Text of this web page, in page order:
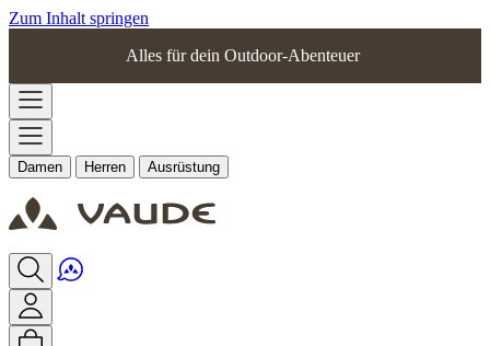
Zum Inhalt springen
Alles für dein Outdoor-Abenteuer
Damen Herren Ausrüstung